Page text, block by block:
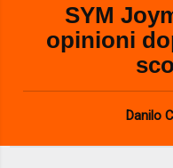
SYM
opinioni
Danilo